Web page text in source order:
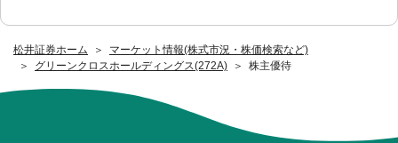
松井証券ホーム
マーケット情報(株式市況・株価検索など)
グリーンクロスホールディングス(272A)
株主優待